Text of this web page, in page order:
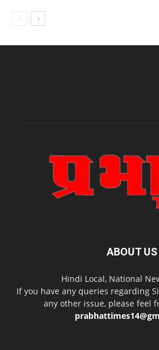
ABOUT US
Hindi Local, National
If you have any queries regarding
any other issue, please feel